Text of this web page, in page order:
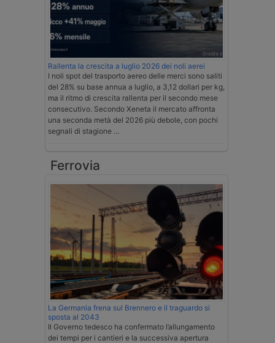
Rallenta la crescita a luglio 2026 dei noli aerei
I noli spot del trasporto aereo delle merci sono saliti
del 28% su base annua a luglio, a 3,12 dollari per kg,
ma il ritmo di crescita rallenta per il secondo mese
consecutivo. Secondo Xeneta il mercato affronta
una seconda metà del 2026 più debole, con pochi
segnali di stagione …
Ferrovia
La Germania frena sul Brennero e il traguardo si
sposta al 2043
Il Governo tedesco ha confermato l’allungamento
dei tempi per i cantieri e la successiva apertura